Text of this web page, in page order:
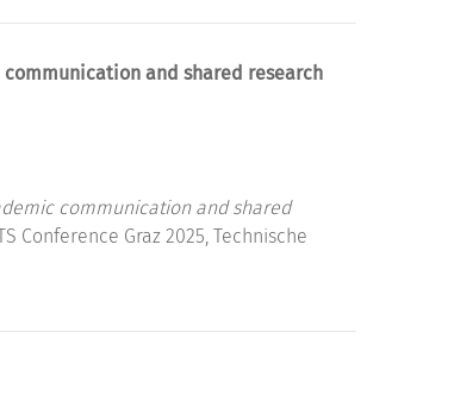
and shared research
communication and shared
Conference Graz 2025, Technische